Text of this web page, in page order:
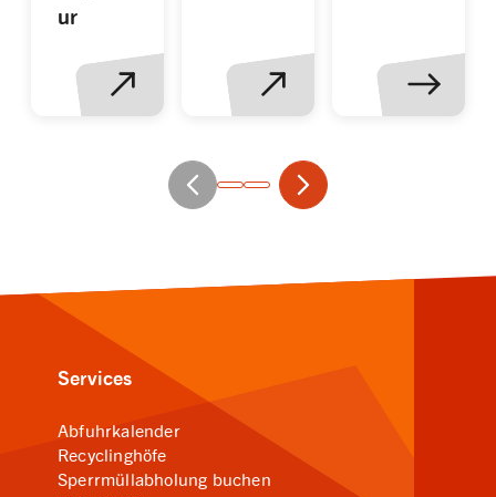
ur
Position 1 von 2
Services
Abfuhrkalender
Recyclinghöfe
Sperrmüllabholung buchen